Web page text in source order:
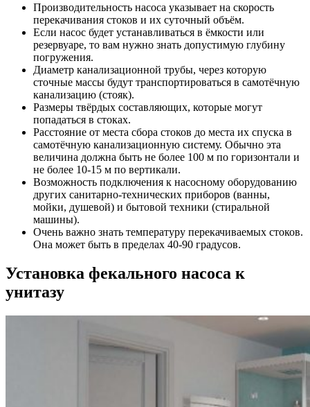
Производительность насоса указывает на скорость
перекачивания стоков и их суточный объём.
Если насос будет устанавливаться в ёмкости или
резервуаре, то вам нужно знать допустимую глубину
погружения.
Диаметр канализационной трубы, через которую
сточные массы будут транспортироваться в самотёчную
канализацию (стояк).
Размеры твёрдых составляющих, которые могут
попадаться в стоках.
Расстояние от места сбора стоков до места их спуска в
самотёчную канализационную систему. Обычно эта
величина должна быть не более 100 м по горизонтали и
не более 10-15 м по вертикали.
Возможность подключения к насосному оборудованию
других санитарно-технических приборов (ванны,
мойки, душевой) и бытовой техники (стиральной
машины).
Очень важно знать температуру перекачиваемых стоков.
Она может быть в пределах 40-90 градусов.
Установка фекального насоса к
унитазу